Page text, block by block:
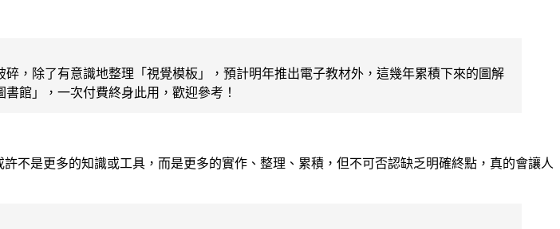
，除了有意識地整理「視覺模板」，預計明年推出電子教材外，這幾年累積下來的圖解
館」，一次付費終身此用，歡迎參考！
不是更多的知識或工具，而是更多的實作、整理、累積，但不可否認缺乏明確終點，真的會讓人